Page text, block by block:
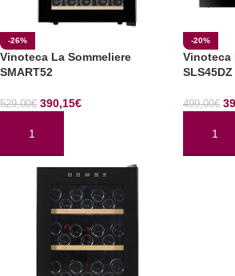
-26%
Vinoteca La Sommeliere
SMART52
529,00€ 390,15€
AÑADIR AL CARRITO
-20%
Vinoteca
SLS45DZ
499,00€